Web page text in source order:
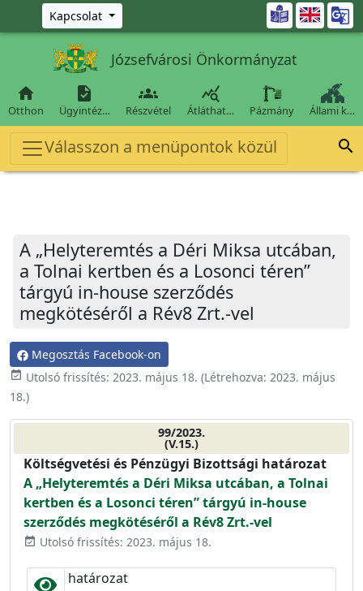
Ugrás a fő tartalomra
Kapcsolat 
Józsefvárosi Önkormányzat

Otthon

Ügyintéz…

Részvétel

Átláthat… Pázmány Állami k…
Válasszon a menüpontok közül 
A „Helyteremtés a Déri Miksa utcában,
a Tolnai kertben és a Losonci téren”
tárgyú in-house szerződés
megkötéséről a Rév8 Zrt.-vel
Megosztás Facebook-on
event_available Utolsó frissítés: 2023. május 18. (Létrehozva: 2023. május
18.)
99/2023.
(V.15.)
Költségvetési és Pénzügyi Bizottsági határozat
A „Helyteremtés a Déri Miksa utcában, a Tolnai
kertben és a Losonci téren” tárgyú in-house
szerződés megkötéséről a Rév8 Zrt.-vel
event_available Utolsó frissítés: 2023. május 18.
határozat